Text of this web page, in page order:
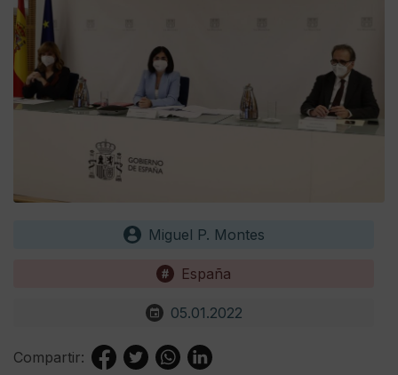
Miguel P. Montes
España
05.01.2022
Compartir: